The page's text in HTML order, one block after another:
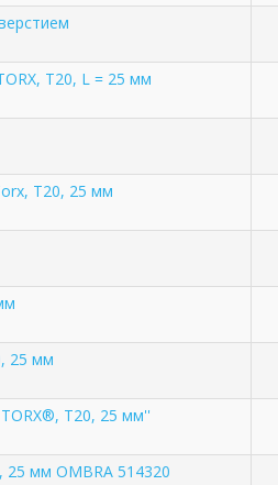
T20, L = 25 мм
T20, 25 мм
25 мм
T20, 25 мм''
25 мм OMBRA 514320